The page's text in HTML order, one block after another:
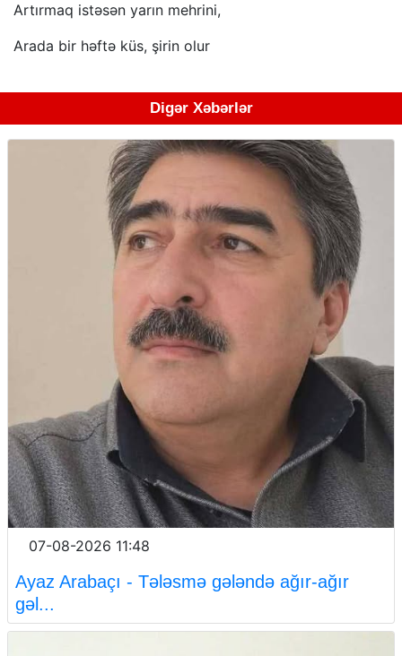
Artırmaq istəsən yarın mehrini,
Arada bir həftə küs, şirin olur
Digər Xəbərlər
07-08-2026 11:48
Ayaz Arabaçı - Tələsmə gələndə ağır-ağır
gəl...